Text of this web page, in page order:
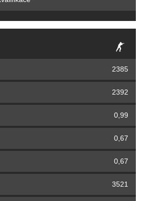
2385
2392
0,99
0,67
0,67
3521